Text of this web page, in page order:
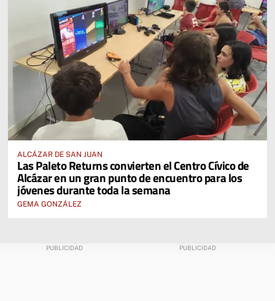
ALCÁZAR DE SAN JUAN
Las Paleto Returns convierten el Centro Cívico de
Alcázar en un gran punto de encuentro para los
jóvenes durante toda la semana
GEMA GONZÁLEZ